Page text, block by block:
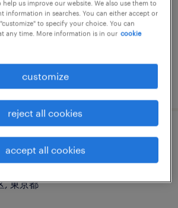
, 東京都
hour
のヘルプデスク・ユーザー
, 東京都
us improve our website. We also use them to
information in searches. You can either accept or
to specify your choice. You can
any time. More information is in our cookie
customize
reject all cookies
accept all cookies